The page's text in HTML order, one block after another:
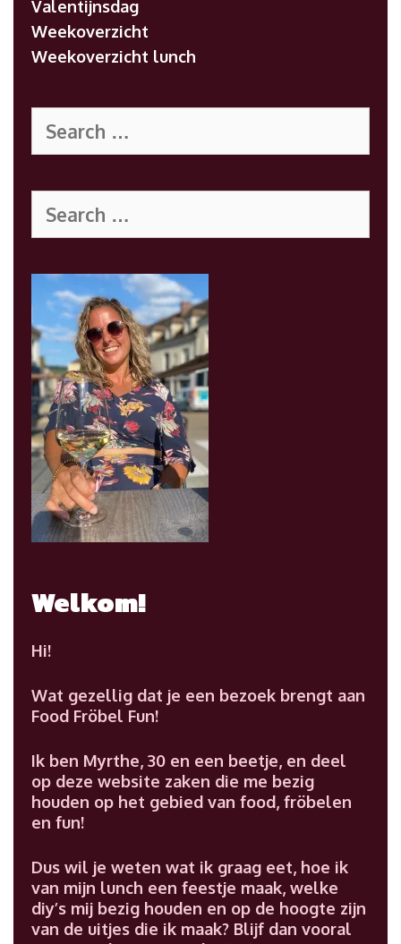
Valentijnsdag
Weekoverzicht
Weekoverzicht lunch
for:
for:
Welkom!
Hi!
Wat gezellig dat je een bezoek brengt aan
Food Fröbel Fun!
Ik ben Myrthe, 30 en een beetje, en deel
op deze website zaken die me bezig
houden op het gebied van food, fröbelen
en fun!
Dus wil je weten wat ik graag eet, hoe ik
van mijn lunch een feestje maak, welke
diy’s mij bezig houden en op de hoogte zijn
van de uitjes die ik maak? Blijf dan vooral